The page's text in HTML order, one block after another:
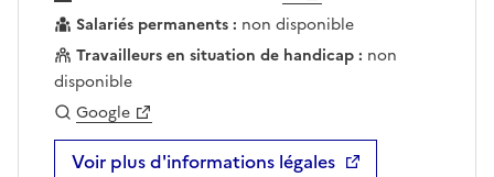
Salariés permanents : non disponible
Travailleurs en situation de handicap : non
disponible
Google
Voir plus d'informations légales